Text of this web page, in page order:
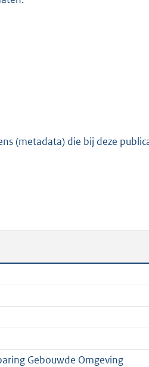
(metadata) die bij deze
Gebouwde Omgeving